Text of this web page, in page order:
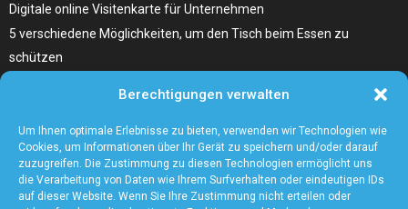
Berechtigungen verwalten
Um Ihnen optimale Erlebnisse zu bieten, verwenden wir Technologien wie
Cookies, um Informationen über Ihr Gerät zu speichern und/oder darauf
zuzugreifen. Die Zustimmung zu diesen Technologien ermöglicht uns
die Verarbeitung von Daten wie Ihrem Surfverhalten oder eindeutigen IDs
auf dieser Website. Wenn Sie Ihre Zustimmung nicht erteilen oder
Digitale online Visitenkarte für Unternehmen
5 verschiedene Möglichkeiten, um den Tisch beim Essen zu
schützen
Wählen Sie den richtigen Fleischzuschnitt, wie zum Beispiel
Hochrippe vom Rind für Ihr Gericht